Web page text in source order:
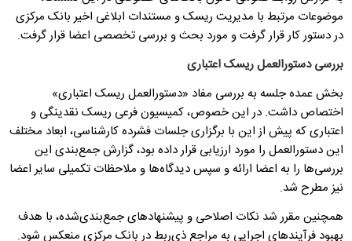
موضوعات مرتبط با مدیریت ریسک و مستندات ابلاغی اخیر بانک مرکزی
در دستور کار قرار گرفت و مورد بحث و بررسی تخصصی اعضا قرار گرفت.
بررسی دستورالعمل ریسک اعتباری
بخش عمده جلسه به بررسی مفاد «دستورالعمل ریسک اعتباری»
اختصاص داشت. در این خصوص، کمیسیون فرعی ریسک نقدینگی و
اعتباری که پیش از این با برگزاری جلسات فشرده کارشناسی، ابعاد مختلف
این دستورالعمل را مورد ارزیابی قرار داده بود، گزارش جمع‌بندی این
بررسی‌ها را به اعضا ارائه و سپس دیدگاه‌ها و ملاحظات تکمیلی سایر اعضا
نیز مطرح شد.
همچنین مقرر شد نکات اصلاحی و پیشنهادهای جمع‌بندی‌شده، با هدف
بهبود فرآیندهای اجرایی به مراجع ذی‌ربط در بانک مرکزی منعکس شود.